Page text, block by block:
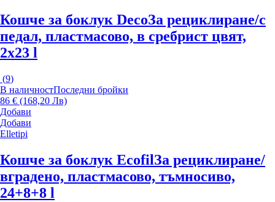
Кошче за боклук DecoЗа рециклиране/с
педал, пластмасово, в сребрист цвят,
2x23 l
(9)
В наличностПоследни бройки
86 € (168,20 Лв)
Добави
Добави
Elletipi
Кошче за боклук EcofilЗа рециклиране/
вградено, пластмасово, тъмносиво,
24+8+8 l